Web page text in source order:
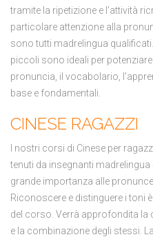
tramite la ripetizione e l’attività
particolare attenzione alla
sono tutti madrelingua
piccoli sono ideali per
pronuncia, il vocabolario,
base e fondamentali.
CINESE RAGAZZI
I nostri corsi di Cinese per
tenuti da insegnanti
grande importanza alle
Riconoscere e distinguere i toni
del corso. Verrà approfondita la
e la combinazione degli stessi.